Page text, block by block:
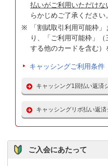
払いがご利用いただけな
らかじめご了承ください。
「割賦取引利用可能枠
り、「ご利用可能枠」
する他のカードを含む）
キャッシングご利用条件
キャッシング1回払い返済
キャッシングリボ払い返
ご入会にあたって